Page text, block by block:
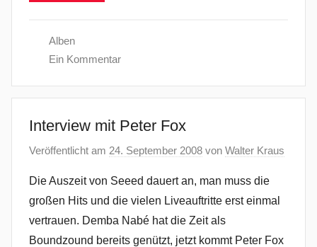
Alben
Ein Kommentar
Interview mit Peter Fox
Veröffentlicht am 24. September 2008 von Walter Kraus
Die Auszeit von Seeed dauert an, man muss die
großen Hits und die vielen Liveauftritte erst einmal
vertrauen. Demba Nabé hat die Zeit als
Boundzound bereits genützt, jetzt kommt Peter Fox